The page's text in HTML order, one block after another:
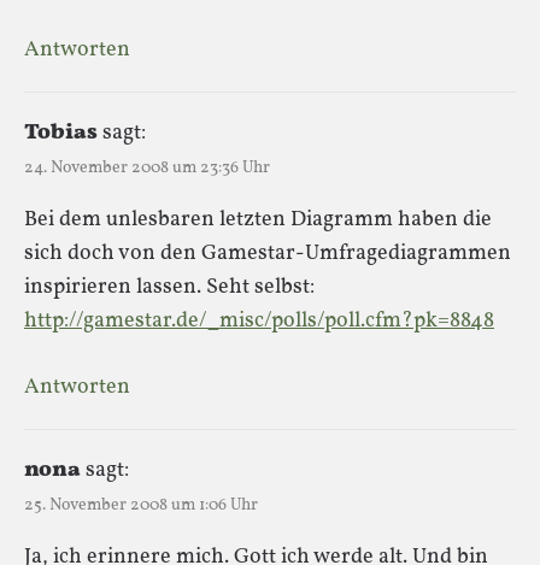
Antworten
Tobiassagt:
24. November 2008 um 23:36 Uhr
Bei dem unlesbaren letzten Diagramm haben die
sich doch von den Gamestar-Umfragediagrammen
inspirieren lassen. Seht selbst:
http://gamestar.de/_misc/polls/poll.cfm?pk=8848
Antworten
nonasagt:
25. November 2008 um 1:06 Uhr
Ja, ich erinnere mich. Gott ich werde alt. Und bin